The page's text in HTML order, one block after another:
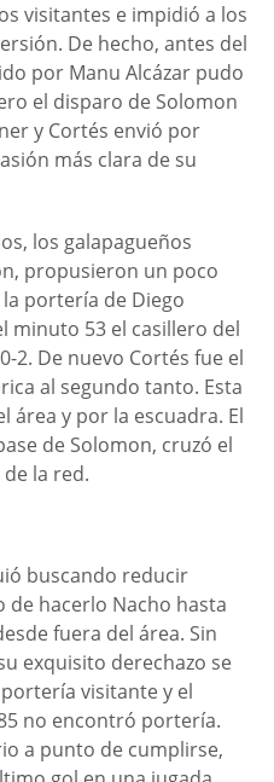
visitantes e impidió a los
De hecho, antes del
por Manu Alcázar pudo
el disparo de Solomon
y Cortés envió por
más clara de su
los galapagueños
propusieron un poco
portería de Diego
minuto 53 el casillero del
2. De nuevo Cortés fue el
al segundo tanto. Esta
área y por la escuadra. El
de Solomon, cruzó el
la red.
buscando reducir
de hacerlo Nacho hasta
fuera del área. Sin
exquisito derechazo se
visitante y el
no encontró portería.
a punto de cumplirse,